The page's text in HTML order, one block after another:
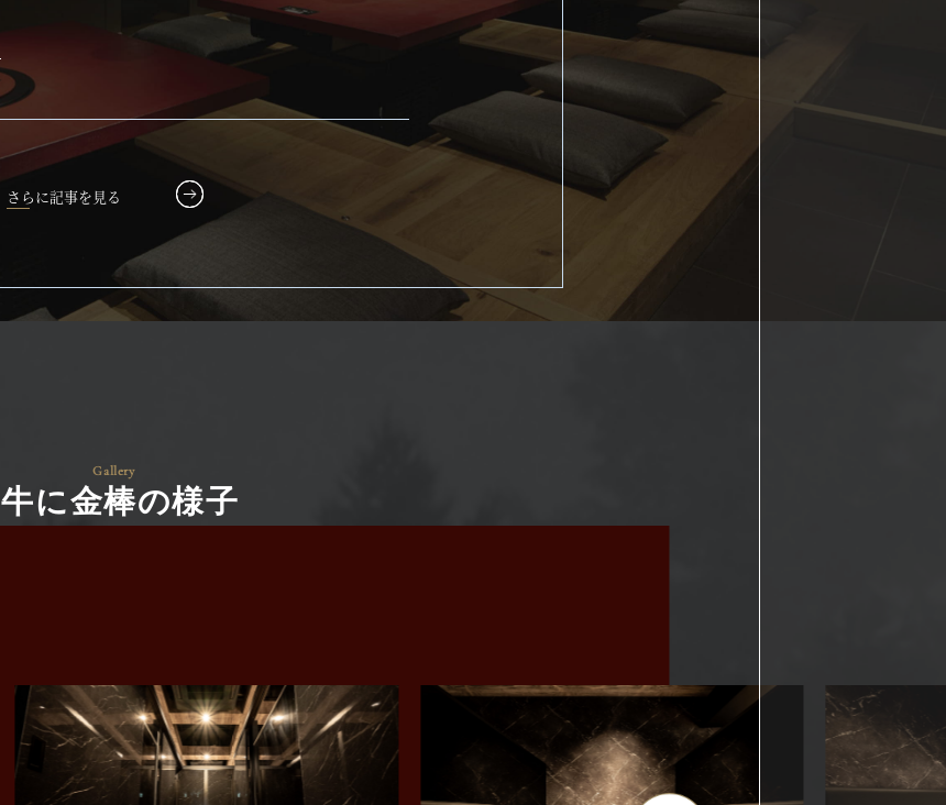
さらに記事を見る
牛に金棒の様子